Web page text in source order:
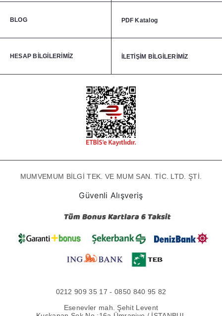
BLOG PDF Katalog
HESAP BİLGİLERİMİZ İLETİŞİM BİLGİLERİMİZ
MUMVEMUM BİLGİ TEK. VE MUM SAN. TİC. LTD. ŞTİ.
Güvenli Alışveriş
0212 909 35 17 - 0850 840 95 82
Esenevler mah. Şehit Levent